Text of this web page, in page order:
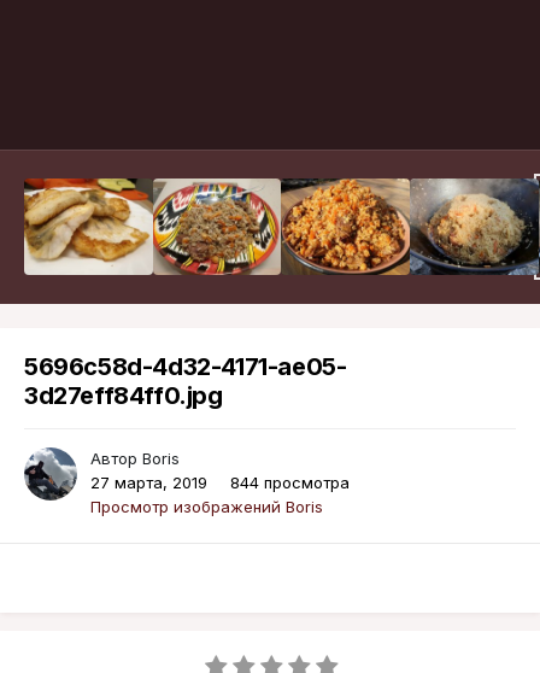
5696c58d-4d32-4171-ae05-
3d27eff84ff0.jpg
Автор Boris
27 марта, 2019
844 просмотра
Просмотр изображений Boris